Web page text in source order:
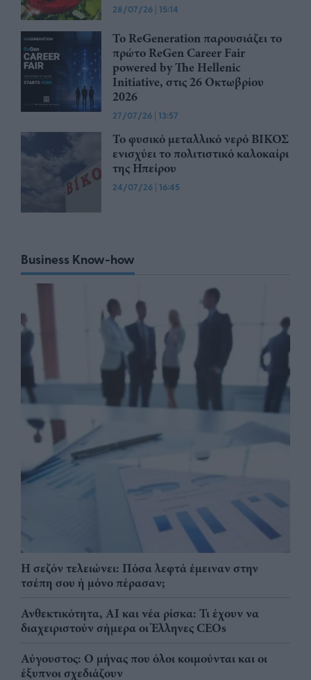
28/07/26 | 15:14
Το ReGeneration παρουσιάζει το
πρώτο ReGen Career Fair
powered by The Hellenic
Initiative, στις 26 Οκτωβρίου
2026
27/07/26 | 13:57
Το φυσικό μεταλλικό νερό ΒΙΚΟΣ
ενισχύει το πολιτιστικό καλοκαίρι
της Ηπείρου
24/07/26 | 16:45
Business Know-how
Η σεζόν τελειώνει: Πόσα λεφτά έμειναν στην
τσέπη σου ή μόνο πέρασαν;
Ανθεκτικότητα, AI και νέα ρίσκα: Τι έχουν να
διαχειριστούν σήμερα οι Έλληνες CEOs
Αύγουστος: Ο μήνας που όλοι κοιμούνται και οι
έξυπνοι σχεδιάζουν